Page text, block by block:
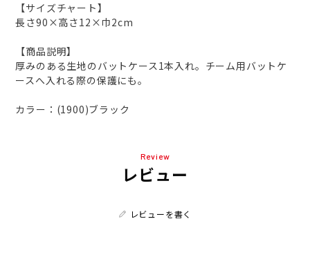
【サイズチャート】
長さ90×高さ12×巾2cm
【商品説明】
厚みのある生地のバットケース1本入れ。チーム用バットケ
ースへ入れる際の保護にも。
カラー：(1900)ブラック
Review
レビュー
レビューを書く